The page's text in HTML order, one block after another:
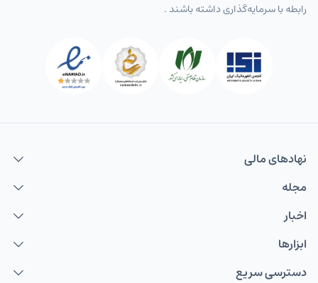
رابطه با سرمایه‌گذاری داشته باشند .
نهاد‌های مالی
مجله
اخبار
ابزارها
دسترسی سریع